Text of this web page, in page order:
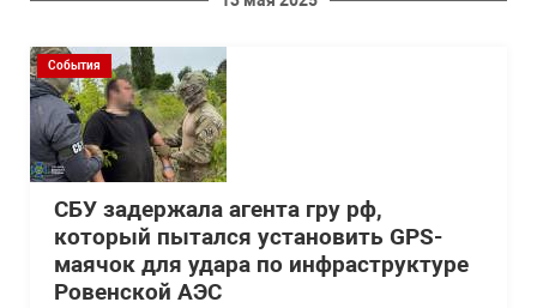
События
СБУ задержала агента гру рф,
который пытался установить GPS-
маячок для удара по инфраструктуре
Ровенской АЭС